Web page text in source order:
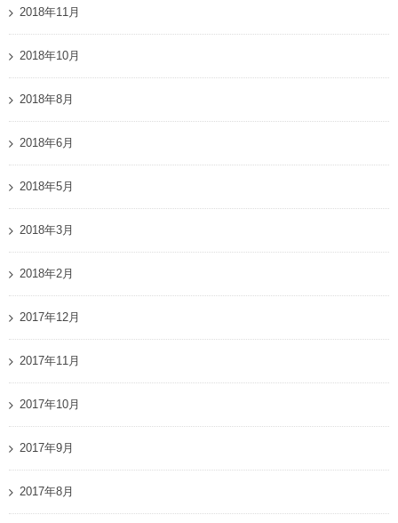
2018年11月
2018年10月
2018年8月
2018年6月
2018年5月
2018年3月
2018年2月
2017年12月
2017年11月
2017年10月
2017年9月
2017年8月